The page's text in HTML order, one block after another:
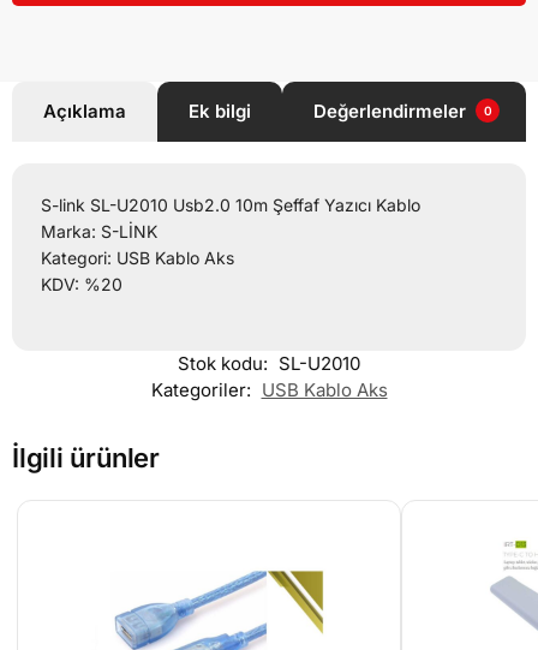
Açıklama Ek bilgi Değerlendirmeler 0
S-link SL-U2010 Usb2.0 10m Şeffaf Yazıcı Kablo
Marka: S-LİNK
Kategori: USB Kablo Aks
KDV: %20
Stok kodu: SL-U2010
Kategoriler: USB Kablo Aks
İlgili ürünler